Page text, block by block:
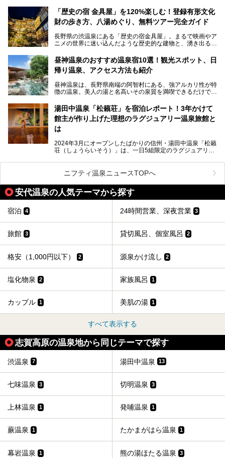
ので、野生のサルを観察する貴重な自然体験と温泉をあわせ
て楽しみたい人は、ぜひ参考にしてください。
リピートするファンも多い温泉です。冬はスキーと一緒に楽
しみたい極上の温泉を紹介します。
「歴史の宿 金具屋」を120%楽しむ！登録有形文化
財の歩き方、八湯めぐり、無料ツアー完全ガイド
長野県の渋温泉にある「歴史の宿金具屋」。まるで映画やア
ニメの世界に迷い込んだような歴史的な建物と、湧き出る温
を隅々まで楽しみたいですよね。この記事では、金具屋での
滞在を最高の思い出にするための「楽しみ方」を徹底的にご
紹介します！
昼神温泉のおすすめ温泉宿10選！観光スポット、日
帰り温泉、アクセス方法も紹介
昼神温泉は、長野県南端の阿智村にある、強アルカリ性が特
徴の温泉。美人の湯と名高いその泉質を満喫できるだけでな
昼神温泉では、朝市などの観光スポットや、信州名物のおや
きを楽しめるグルメスポットなど、観光を楽しむにはぴった
りの場所が豊富にあります。
この記事では、昼神温泉での滞在を充実させる宿泊施設や日
帰り温泉、見どころ満載の観光・グルメスポットに加え、ア
クセス方法も順に紹介します。
湯田中温泉「松籟荘」を宿泊レポート！3年かけて
館主が作り上げた理想のラグジュアリー温泉旅館と
は
2024年3月にオープンしたばかりの信州・湯田中温泉「松籟
荘（しょうらいそう）」は、一日5組限定のラグジュアリー
ライベートに楽しめる非日常感が味わえます。また宿泊者は
道向かいの「よろづや」の大浴場「桃山風呂」や共同浴場の
「湯田中大湯」も利用ができます。
極上のお湯に浸り上質なお料理に舌鼓、特別な日に泊まりた
い湯田中温泉「松籟荘」を、実際に宿泊した目線で紹介しま
ニフティ温泉ニュースTOPへ
安代温泉の人気テーマから探す
宿泊 4 24時間営業、深夜営業 3
旅館 3 貸切風呂、個室風呂 2
格安（1,000円以下） 2 源泉かけ流し 2
塩化物泉 2 家族風呂 1
カップル 1 美肌の湯 1
すべて表示する
志賀高原の温泉地から同じテーマで探す
渋温泉 7 湯田中温泉 13
七味温泉 3 切明温泉 3
上林温泉 1 発哺温泉 1
蕨温泉 1 たかまがはら温泉 1
幕岩温泉 1 熊の湯ほたる温泉 3